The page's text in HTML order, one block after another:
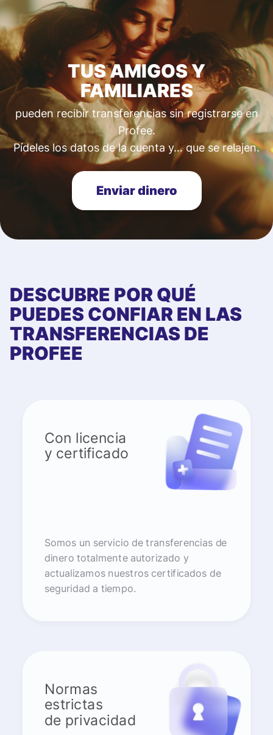
TUS AMIGOS Y
FAMILIARES
pueden recibir transferencias sin registrarse en
Profee.
Pídeles los datos de la cuenta y… que se relajen.
Enviar dinero
DESCUBRE POR QUÉ
PUEDES CONFIAR EN LAS
TRANSFERENCIAS DE
PROFEE
Con licencia
y certificado
Somos un servicio de transferencias de
dinero totalmente autorizado y
actualizamos nuestros certificados de
seguridad a tiempo.
Normas
estrictas
de privacidad